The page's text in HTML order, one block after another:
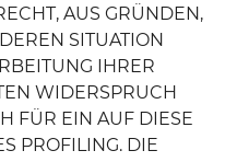
AUS GRÜNDEN,
SITUATION
IHRER
WIDERSPRUCH
FÜR EIN AUF DIESE
PROFILING. DIE